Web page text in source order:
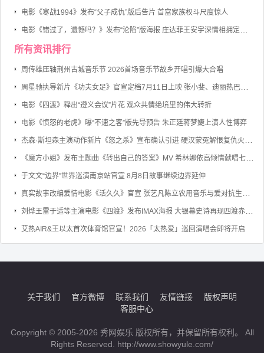
电影《寒战1994》发布“父子成仇”版后告片 首富家族权斗尺度惊人
电影《错过了，遗憾吗？》发布“沦陷”版海报 庄达菲王安宇深情相拥定格心动瞬间
所有资讯排行
周传雄压轴荆州古城音乐节 2026首场音乐节故乡开唱引爆大合唱
周星驰执导新片《功夫女足》官宣定档7月11日上映 张小斐、迪丽热巴、张艺兴领衔主演
电影《四渡》释出“遵义会议”片花 观众共情绝境里的伟大转折
电影《愤怒的老虎》曝“不速之客”版先导预告 朱正廷蒋梦婕上演人性博弈
杰森·斯坦森主演动作新片《怒之杀》宣布确认引进 硬汉蒙冤解恨复仇火力全开
《魔方小姐》发布主题曲《转出自己的答案》MV 希林娜依高倾情献唱七旬奶奶勇敢逐梦
于文文“边界”世界巡演南京站官宣 8月8日故事继续边界延伸
真实故事改编爱情电影《活久久》官宣 张艺凡陈立农用音乐与爱对抗生命倒计时
刘烨王雷于适等主演电影《四渡》发布IMAX海报 大银幕史诗再现四渡赤水的军事奇迹
艾热AIR&王以太首次体育馆官宣！2026「太热爱」巡回演唱会即将开启
关于我们 官方微博 联系我们 友情链接
版权声明
客服中心
Copyright © 2005-2026 秀网娱乐 版权所有，并保留所有权利。 All
Rights Reserved. http://www.showyule.com/